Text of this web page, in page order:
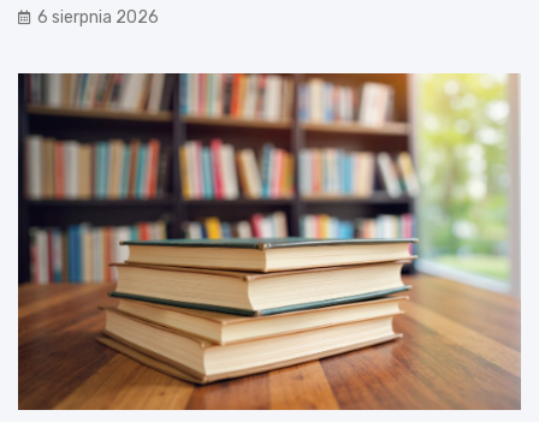
6 sierpnia 2026